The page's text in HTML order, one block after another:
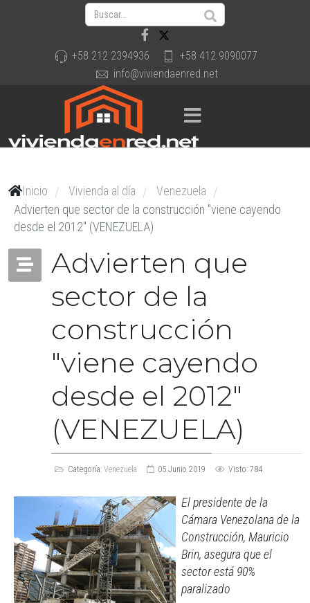
+58 212 2394936
+58 412 9090077
info@viviendaenred.net
Inicio / Vivienda al día / Venezuela /
Advierten que sector de la construcción "viene cayendo
desde el 2012" (VENEZUELA)
Advierten que
sector de la
construcción
"viene cayendo
desde el 2012"
(VENEZUELA)
Categoría: Venezuela 05 Junio 2019 Visto: 784
El presidente de la
Cámara Venezolana de la
Construcción, Mauricio
Brin, asegura que el
sector está 90%
paralizado